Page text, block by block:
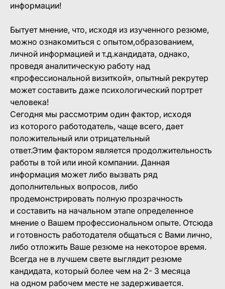
информации!
Бытует мнение, что, исходя из изученного резюме,
можно ознакомиться с опытом,образованием,
личной информацией и т.д.кандидата, однако,
проведя аналитическую работу над
«профессиональной визиткой», опытный рекрутер
может составить даже психологический портрет
человека!
Сегодня мы рассмотрим один фактор, исходя
из которого работодатель, чаще всего, дает
положительный или отрицательный
ответ.Этим фактором является продолжительность
работы в той или иной компании. Данная
информация может либо вызвать ряд
дополнительных вопросов, либо
продемонстрировать полную прозрачность
и составить на начальном этапе определенное
мнение о Вашем профессиональном опыте. Отсюда
и готовность работодателя общаться с Вами лично,
либо отложить Ваше резюме на некоторое время.
Всегда не в лучшем свете выглядит резюме
кандидата, который более чем на 2- 3 месяца
на одном рабочем месте не задерживается.